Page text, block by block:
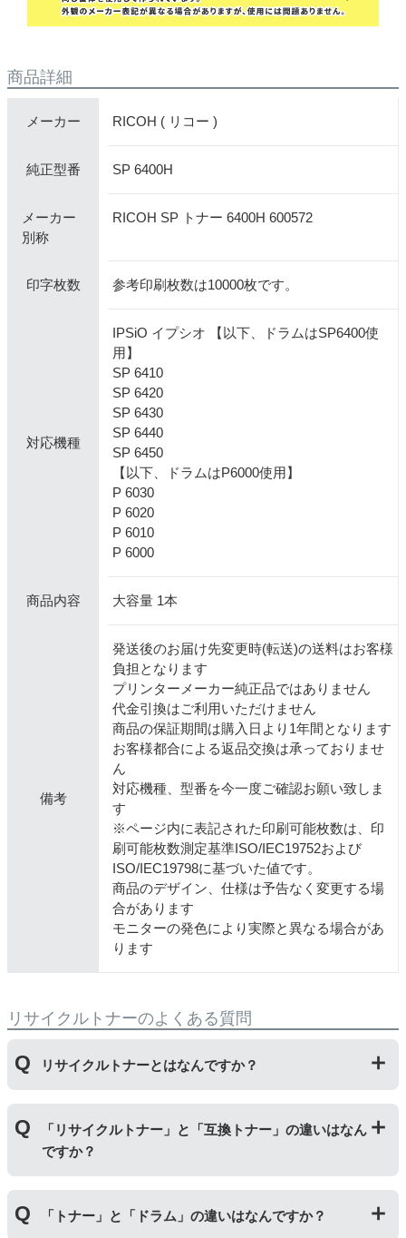
商品詳細
メーカー RICOH ( リコー )
純正型番 SP 6400H
メーカー
別称
RICOH SP トナー 6400H 600572
印字枚数 参考印刷枚数は10000枚です。
対応機種
IPSiO イプシオ 【以下、ドラムはSP6400使
用】
SP 6410
SP 6420
SP 6430
SP 6440
SP 6450
【以下、ドラムはP6000使用】
P 6030
P 6020
P 6010
P 6000
商品内容 大容量 1本
備考
発送後のお届け先変更時(転送)の送料はお客様
負担となります
プリンターメーカー純正品ではありません
代金引換はご利用いただけません
商品の保証期間は購入日より1年間となります
お客様都合による返品交換は承っておりませ
ん
対応機種、型番を今一度ご確認お願い致しま
す
※ページ内に表記された印刷可能枚数は、印
刷可能枚数測定基準ISO/IEC19752および
ISO/IEC19798に基づいた値です。
商品のデザイン、仕様は予告なく変更する場
合があります
モニターの発色により実際と異なる場合があ
ります
リサイクルトナーのよくある質問
リサイクルトナーとはなんですか？
にて洗浄やトナー(粉)充填をしたうえで、再度販売して
いる商品です。
純正品に比べて、印刷代を節約することができます。
「リサイクルトナー」と「互換トナー」の違いはなん
ですか？
ッジを国内で1本づつ丁寧に製造しているため、比較的
「トナー」と「ドラム」の違いはなんですか？